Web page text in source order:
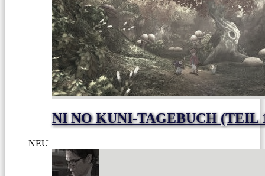
NI NO KUNI-TAGEBUCH (TEIL
NEU